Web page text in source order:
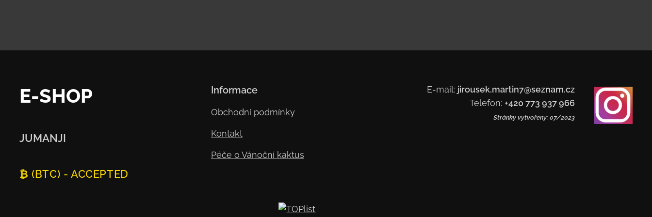
E-SHOP
JUMANJI
₿ (BTC) - ACCEPTED
Informace
Obchodní podmínky
Kontakt
Péče o Vánoční kaktus
E-mail: jirousek.martin7@seznam.cz
Telefon: +420 773 937 966
Stránky vytvořeny: 07/2023